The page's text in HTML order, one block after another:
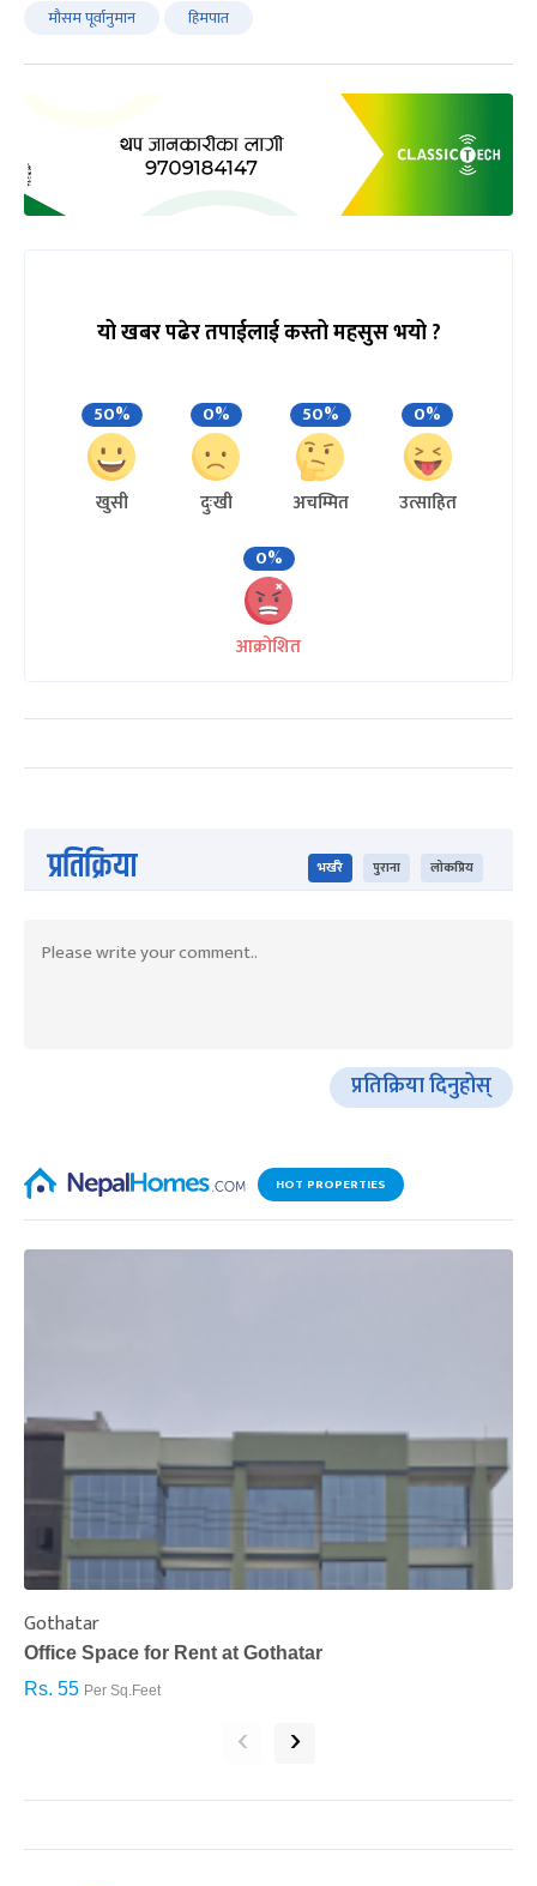
मौसम पूर्वानुमान हिमपात
यो खबर पढेर तपाईलाई कस्तो महसुस भयो ?
50%
खुसी
0%
दुःखी
50%
अचम्मित
0%
उत्साहित
0%
आक्रोशित
प्रतिक्रिया भर्खरै पुराना लोकप्रिय
प्रतिक्रिया दिनुहोस्
HOT PROPERTIES
Gothatar
Office Space for Rent at Gothatar
Rs. 55 Per Sq.Feet
‹ ›